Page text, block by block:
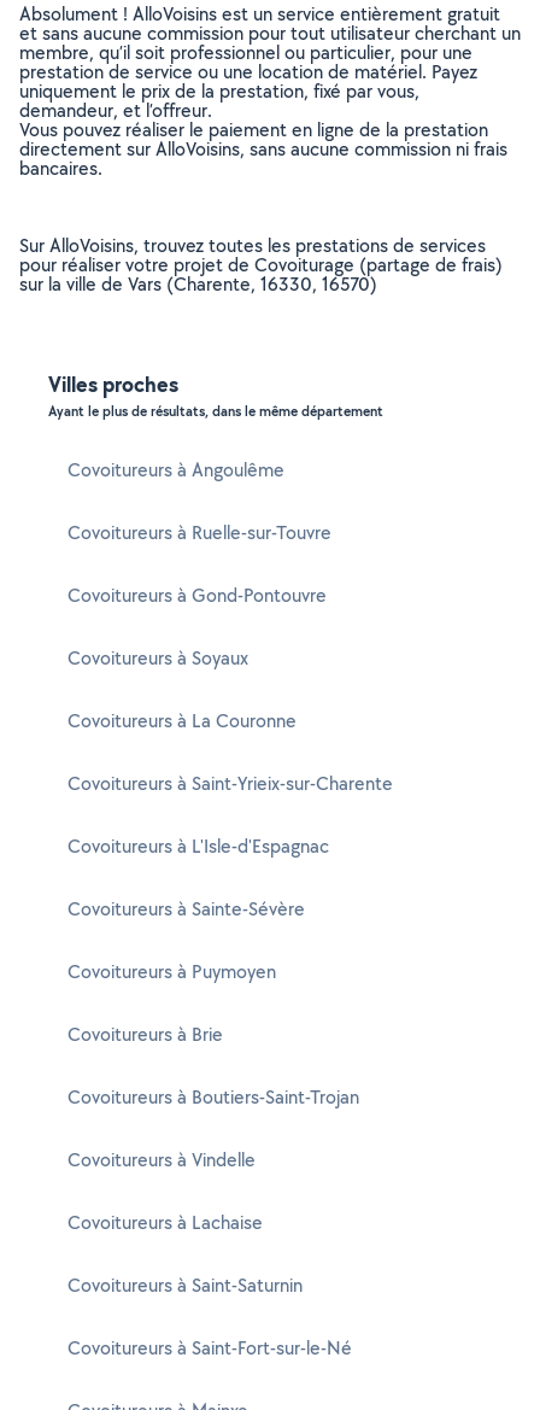
Absolument ! AlloVoisins est un service entièrement gratuit
et sans aucune commission pour tout utilisateur cherchant un
membre, qu’il soit professionnel ou particulier, pour une
prestation de service ou une location de matériel. Payez
uniquement le prix de la prestation, fixé par vous,
demandeur, et l’offreur.
Vous pouvez réaliser le paiement en ligne de la prestation
directement sur AlloVoisins, sans aucune commission ni frais
bancaires.
Sur AlloVoisins, trouvez toutes les prestations de services
pour réaliser votre projet de Covoiturage (partage de frais)
sur la ville de Vars (Charente, 16330, 16570)
Villes proches
Ayant le plus de résultats, dans le même département
Covoitureurs à Angoulême
Covoitureurs à Ruelle-sur-Touvre
Covoitureurs à Gond-Pontouvre
Covoitureurs à Soyaux
Covoitureurs à La Couronne
Covoitureurs à Saint-Yrieix-sur-Charente
Covoitureurs à L'Isle-d'Espagnac
Covoitureurs à Sainte-Sévère
Covoitureurs à Puymoyen
Covoitureurs à Brie
Covoitureurs à Boutiers-Saint-Trojan
Covoitureurs à Vindelle
Covoitureurs à Lachaise
Covoitureurs à Saint-Saturnin
Covoitureurs à Saint-Fort-sur-le-Né